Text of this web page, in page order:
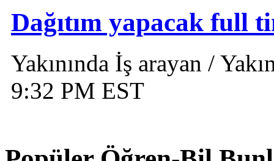
Dağıtım yapacak full
Yakınında İş arayan /
9:32 PM EST